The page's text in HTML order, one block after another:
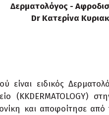
Δερματολόγος -
Dr Κατερίνα
είναι ειδικός
(KKDERMATOLOGY)
και αποφοίτησε από